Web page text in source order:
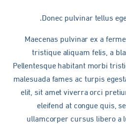
Donec pulvinar tellus
Maecenas pulvinar ex a
tristique aliquam felis, a
Pellentesque habitant morbi
malesuada fames ac turpis
elit, sit amet viverra orci
eleifend at congue
ullamcorper cursus libero